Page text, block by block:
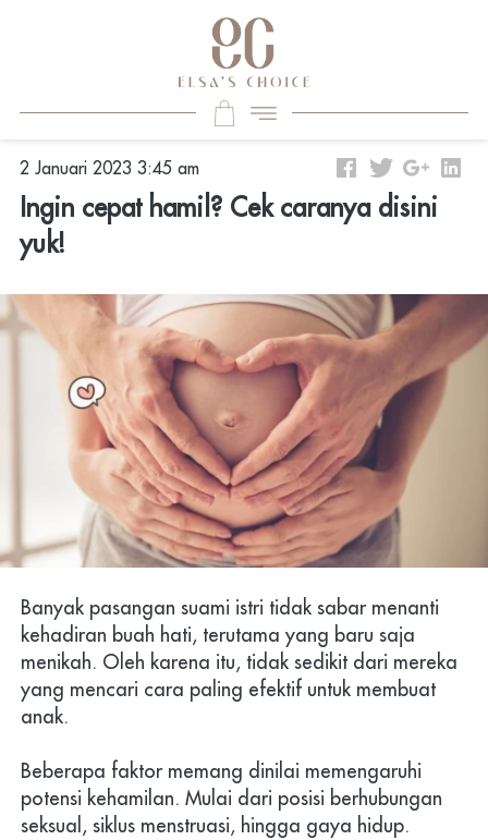
2 Januari 2023 3:45 am
Ingin cepat hamil? Cek caranya disini
yuk!
Banyak pasangan suami istri tidak sabar menanti
kehadiran buah hati, terutama yang baru saja
menikah. Oleh karena itu, tidak sedikit dari mereka
yang mencari cara paling efektif untuk membuat
anak.
Beberapa faktor memang dinilai memengaruhi
potensi kehamilan. Mulai dari posisi berhubungan
seksual, siklus menstruasi, hingga gaya hidup.